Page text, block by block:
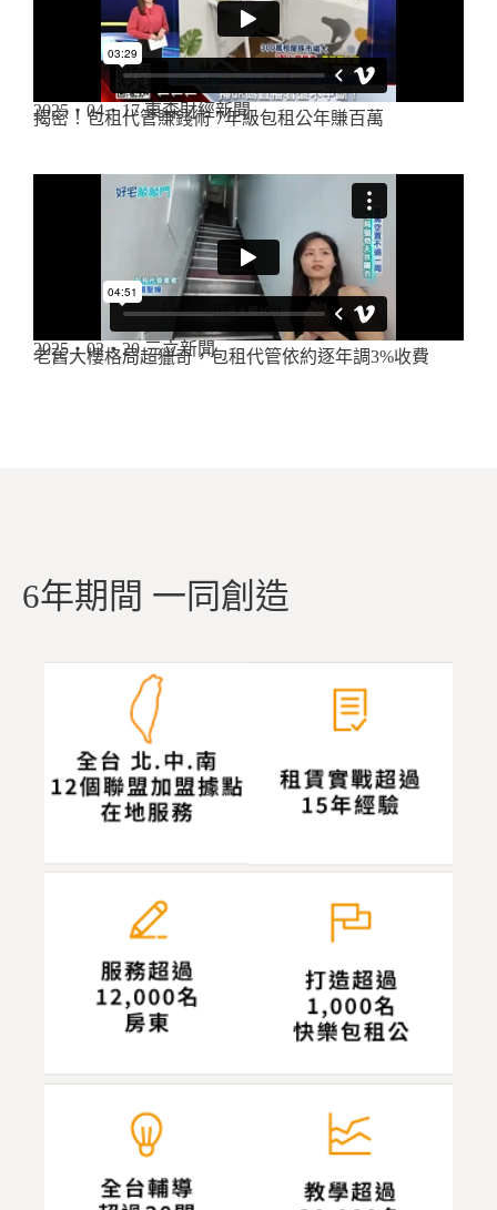
2025・04・17 東森財經新聞
揭密！包租代管賺錢術 7年級包租公年賺百萬
2025・02・20 三立新聞
老舊大樓格局超獵奇，包租代管依約逐年調3%收費
6年期間 一同創造